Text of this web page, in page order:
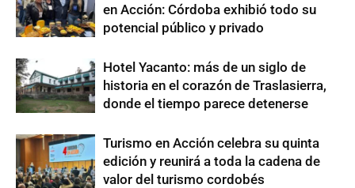
en Acción: Córdoba exhibió todo su
potencial público y privado
Hotel Yacanto: más de un siglo de
historia en el corazón de Traslasierra,
donde el tiempo parece detenerse
Turismo en Acción celebra su quinta
edición y reunirá a toda la cadena de
valor del turismo cordobés